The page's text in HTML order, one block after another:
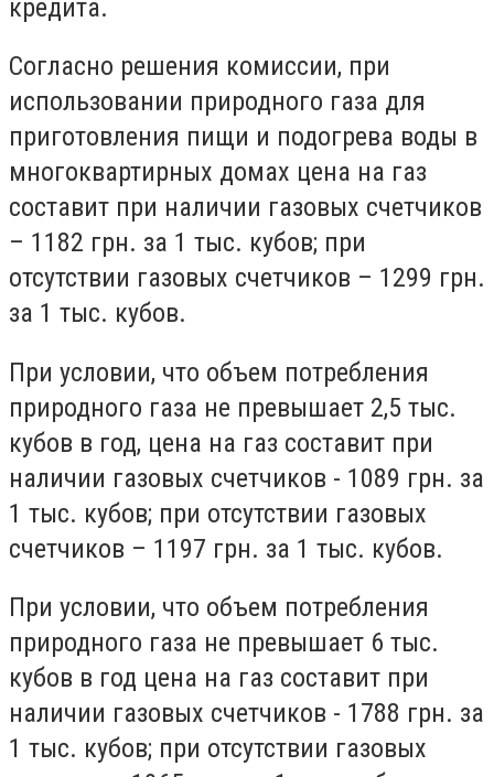
кредита.
Согласно решения комиссии, при
использовании природного газа для
приготовления пищи и подогрева воды в
многоквартирных домах цена на газ
составит при наличии газовых счетчиков
– 1182 грн. за 1 тыс. кубов; при
отсутствии газовых счетчиков – 1299 грн.
за 1 тыс. кубов.
При условии, что объем потребления
природного газа не превышает 2,5 тыс.
кубов в год, цена на газ составит при
наличии газовых счетчиков - 1089 грн. за
1 тыс. кубов; при отсутствии газовых
счетчиков – 1197 грн. за 1 тыс. кубов.
При условии, что объем потребления
природного газа не превышает 6 тыс.
кубов в год цена на газ составит при
наличии газовых счетчиков - 1788 грн. за
1 тыс. кубов; при отсутствии газовых